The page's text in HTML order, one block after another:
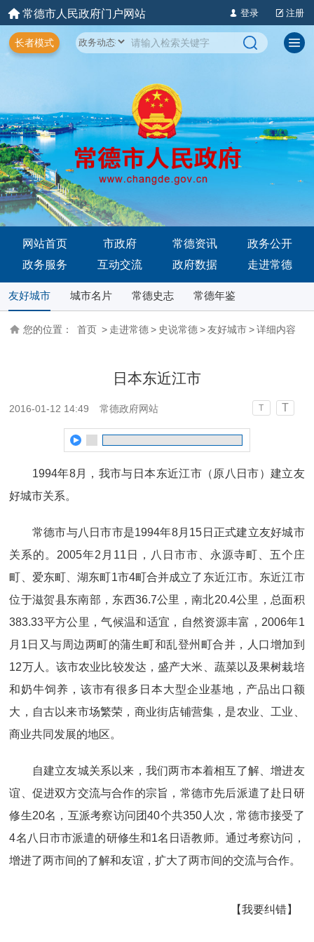
常德市人民政府门户网站 登录 注册
长者模式
网站首页 市政府 常德资讯
政务公开
政务服务
互动交流 政府数据 走进常德
友好城市 城市名片 常德史志 常德年鉴
您的位置： 首页 > 走进常德 > 史说常德 > 友好城市 > 详细内容
日本东近江市
2016-01-12 14:49 常德政府网站 T T
1994年8月，我市与日本东近江市（原八日市）建立友
好城市关系。
常德市与八日市市是1994年8月15日正式建立友好城市
关系的。2005年2月11日，八日市市、永源寺町、五个庄
町、爱东町、湖东町1市4町合并成立了东近江市。东近江市
位于滋贺县东南部，东西36.7公里，南北20.4公里，总面积
383.33平方公里，气候温和适宜，自然资源丰富，2006年1
月1日又与周边两町的蒲生町和乱登州町合并，人口增加到
12万人。该市农业比较发达，盛产大米、蔬菜以及果树栽培
和奶牛饲养，该市有很多日本大型企业基地，产品出口额
大，自古以来市场繁荣，商业街店铺营集，是农业、工业、
商业共同发展的地区。
自建立友城关系以来，我们两市本着相互了解、增进友
谊、促进双方交流与合作的宗旨，常德市先后派遣了赴日研
修生20名，互派考察访问团40个共350人次，常德市接受了
4名八日市市派遣的研修生和1名日语教师。通过考察访问，
增进了两市间的了解和友谊，扩大了两市间的交流与合作。
【我要纠错】